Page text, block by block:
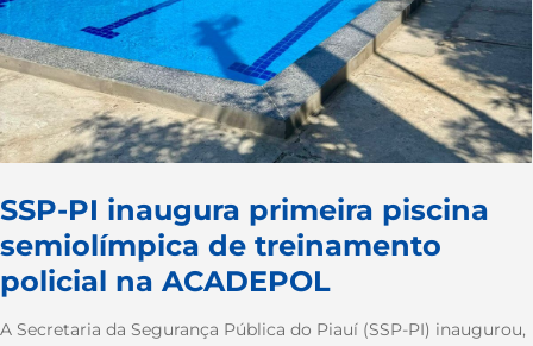
SSP-PI inaugura primeira piscina
semiolímpica de treinamento
policial na ACADEPOL
A Secretaria da Segurança Pública do Piauí (SSP-PI) inaugurou,